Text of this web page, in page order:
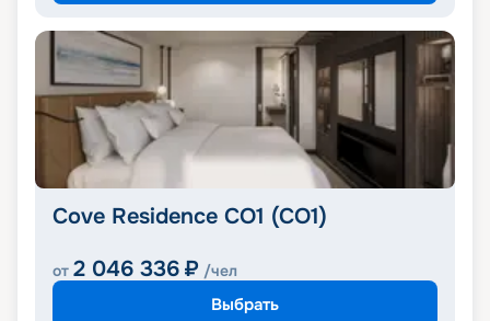
Cove Residence CO1 (CO1)
от 2 046 336 ₽ /чел
Выбрать